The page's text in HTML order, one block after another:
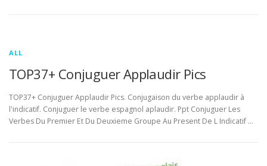
ALL
TOP37+ Conjuguer Applaudir Pics
TOP37+ Conjuguer Applaudir Pics. Conjugaison du verbe applaudir à
l'indicatif. Conjuguer le verbe espagnol aplaudir. Ppt Conjuguer Les
Verbes Du Premier Et Du Deuxieme Groupe Au Present De L Indicatif …